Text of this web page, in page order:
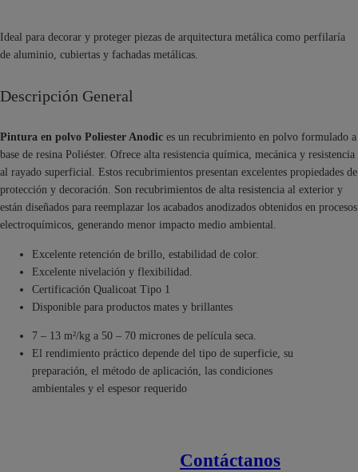
Ideal para decorar y proteger piezas de arquitectura metálica como perfilaría
de aluminio, cubiertas y fachadas metálicas.
Descripción General
Pintura en polvo Poliester Anodic es un recubrimiento en polvo formulado a
base de resina Poliéster. Ofrece alta resistencia química, mecánica y resistencia
al rayado superficial. Estos recubrimientos presentan excelentes propiedades de
protección y decoración. Son recubrimientos de alta resistencia al exterior y
están diseñados para reemplazar los acabados anodizados obtenidos en procesos
electroquímicos, generando menor impacto medio ambiental.
Excelente retención de brillo, estabilidad de color.
Excelente nivelación y flexibilidad.
Certificación Qualicoat Tipo 1
Disponible para productos mates y brillantes
7 – 13 m²/kg a 50 – 70 micrones de película seca.
El rendimiento práctico depende del tipo de superficie, su
preparación, el método de aplicación, las condiciones
ambientales y el espesor requerido
Contáctanos